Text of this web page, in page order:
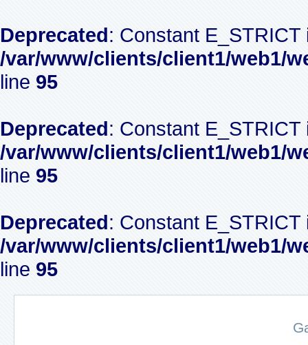
Deprecated: Constant
/var/www/clients/client1/web1/
line 95
Deprecated: Constant
/var/www/clients/client1/web1/
line 95
Deprecated: Constant
/var/www/clients/client1/web1/
line 95